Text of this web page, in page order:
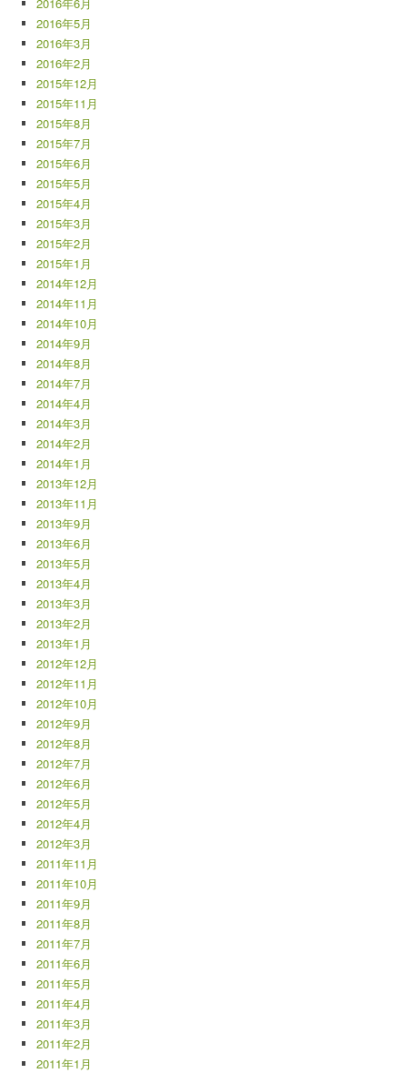
2016年5月
2016年3月
2016年2月
2015年12月
2015年11月
2015年8月
2015年7月
2015年6月
2015年5月
2015年4月
2015年3月
2015年2月
2015年1月
2014年12月
2014年11月
2014年10月
2014年9月
2014年8月
2014年7月
2014年4月
2014年3月
2014年2月
2014年1月
2013年12月
2013年11月
2013年9月
2013年6月
2013年5月
2013年4月
2013年3月
2013年2月
2013年1月
2012年12月
2012年11月
2012年10月
2012年9月
2012年8月
2012年7月
2012年6月
2012年5月
2012年4月
2012年3月
2011年11月
2011年10月
2011年9月
2011年8月
2011年7月
2011年6月
2011年5月
2011年4月
2011年3月
2011年2月
2011年1月